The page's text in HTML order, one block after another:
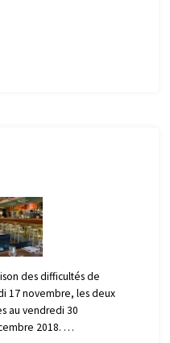
des difficultés de
17 novembre, les deux
au vendredi 30
2018. …